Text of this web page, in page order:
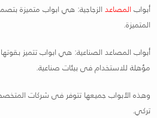
أبواب المصاعد الزجاجية: هي ابواب متميزة
المتميزة.
أبواب المصاعد الصناعية: هي ابواب تتميز
مؤهلة للاستخدام فى بيئات صناعية.
وهذه الأبواب جميعها تتوفر فى شركات
تركي.